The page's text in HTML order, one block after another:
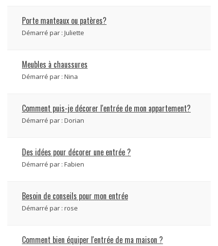
Porte manteaux ou patères?
Démarré par : Juliette
Meubles à chaussures
Démarré par : Nina
Comment puis-je décorer l'entrée de mon appartement?
Démarré par : Dorian
Des idées pour décorer une entrée ?
Démarré par : Fabien
Besoin de conseils pour mon entrée
Démarré par : rose
Comment bien équiper l'entrée de ma maison ?